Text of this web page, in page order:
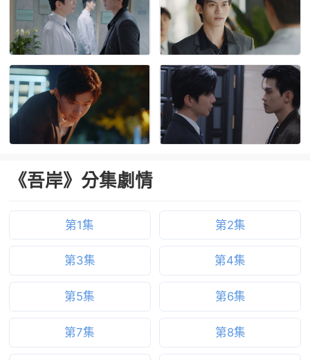
《吾岸》分集劇情
第1集 第2集
第3集 第4集
第5集 第6集
第7集 第8集